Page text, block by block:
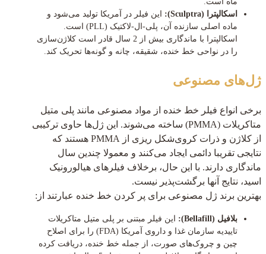
اسکالپترا (Sculptra):
این فیلر در آمریکا تولید می‌شود و
ماده اصلی سازنده آن، پلی-ال-لاکتیک (PLL) است.
اسکالپترا با ماندگاری بیش از 2 سال قادر است کلاژن‌سازی
را در نواحی خط خنده، شقیقه، چانه و گونه‌ها تحریک کند.
ژل‌های مصنوعی
برخی انواع فیلر خط خنده از مواد مصنوعی مانند پلی متیل
متاکریلات (PMMA) ساخته می‌شوند. این ژل‌ها حاوی ترکیبی
از کلاژن و ذرات کروی‌شکل ریزی از PMMA هستند که
نتایجی تقریبا دائمی ایجاد می‌کنند و معمولا چندین سال
ماندگاری دارند. با این حال، برخلاف فیلرهای هیالورونیک
اسید، نتایج آنها برگشت‌پذیر نیست.
بهترین برند ژل مصنوعی برای پر کردن خط خنده عبارتند از:
بلافیل (Bellafill):
این فیلر مبتنی بر پلی متیل متاکریلات
تاییدیه سازمان غذا و داروی آمریکا (FDA) را برای اصلاح
چین و چروک‌های صورت، از جمله خط خنده، دریافت کرده